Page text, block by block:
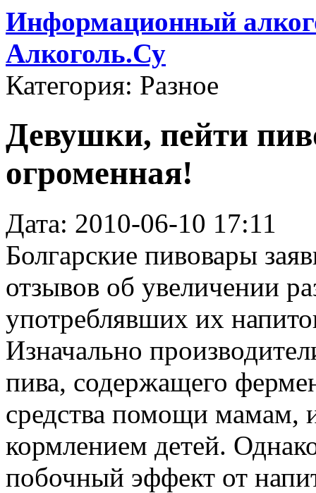
Информационный
Алкоголь.Су
Категория: Разное
Девушки, пейти
огроменная!
Дата: 2010-06-10 17:11
Болгарские пивовары
отзывов об увеличении
употреблявших их
Изначально
пива, содержащего
средства помощи
кормлением детей.
побочный эффект от